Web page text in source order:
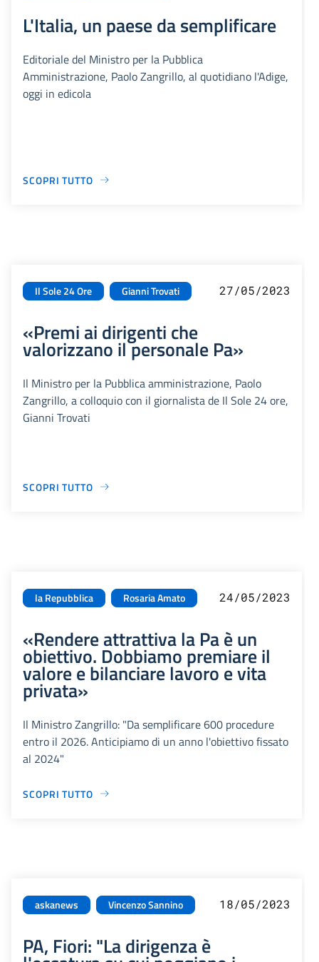
L'Italia, un paese da semplificare
Editoriale del Ministro per la Pubblica
Amministrazione, Paolo Zangrillo, al quotidiano l'Adige,
oggi in edicola
SCOPRI TUTTO
Il Sole 24 Ore Gianni Trovati 27/05/2023
«Premi ai dirigenti che
valorizzano il personale Pa»
Il Ministro per la Pubblica amministrazione, Paolo
Zangrillo, a colloquio con il giornalista de Il Sole 24 ore,
Gianni Trovati
SCOPRI TUTTO
la Repubblica Rosaria Amato 24/05/2023
«Rendere attrattiva la Pa è un
obiettivo. Dobbiamo premiare il
valore e bilanciare lavoro e vita
privata»
Il Ministro Zangrillo: "Da semplificare 600 procedure
entro il 2026. Anticipiamo di un anno l'obiettivo fissato
al 2024"
SCOPRI TUTTO
askanews Vincenzo Sannino 18/05/2023
PA, Fiori: "La dirigenza è